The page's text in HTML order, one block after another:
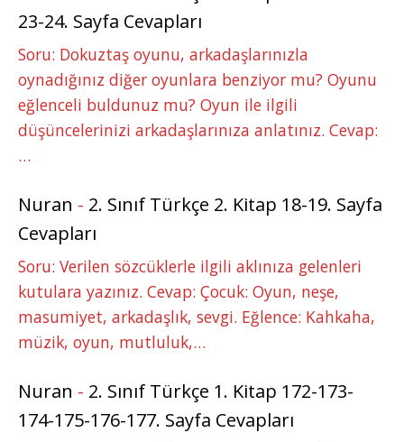
23-24. Sayfa Cevapları
Soru: Dokuztaş oyunu, arkadaşlarınızla
oynadığınız diğer oyunlara benziyor mu? Oyunu
eğlenceli buldunuz mu? Oyun ile ilgili
düşüncelerinizi arkadaşlarınıza anlatınız. Cevap:
…
Nuran - 2. Sınıf Türkçe 2. Kitap 18-19. Sayfa
Cevapları
Soru: Verilen sözcüklerle ilgili aklınıza gelenleri
kutulara yazınız. Cevap: Çocuk: Oyun, neşe,
masumiyet, arkadaşlık, sevgi. Eğlence: Kahkaha,
müzik, oyun, mutluluk,…
Nuran - 2. Sınıf Türkçe 1. Kitap 172-173-
174-175-176-177. Sayfa Cevapları